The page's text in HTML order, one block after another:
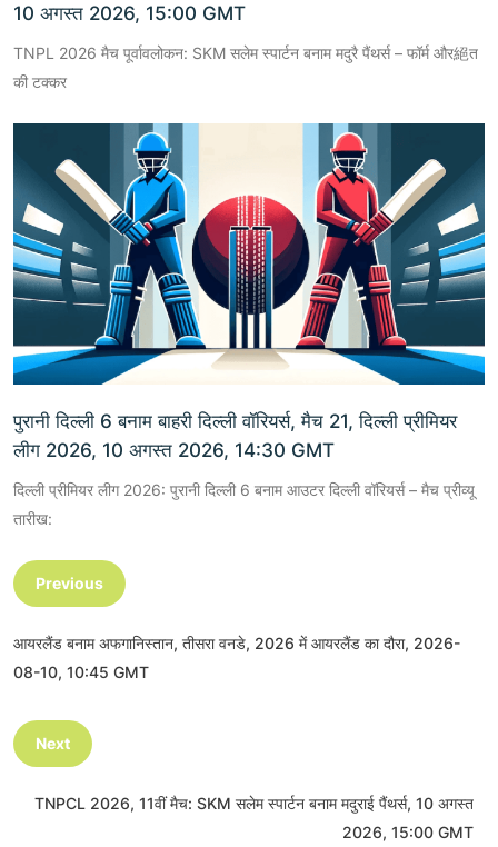
10 अगस्त 2026, 15:00 GMT
TNPL 2026 मैच पूर्वावलोकन: SKM सलेम स्पार्टन बनाम मदुरै पैंथर्स – फॉर्म और絕त
की टक्कर
पुरानी दिल्ली 6 बनाम बाहरी दिल्ली वॉरियर्स, मैच 21, दिल्ली प्रीमियर
लीग 2026, 10 अगस्त 2026, 14:30 GMT
दिल्ली प्रीमियर लीग 2026: पुरानी दिल्ली 6 बनाम आउटर दिल्ली वॉरियर्स – मैच प्रीव्यू
तारीख:
Previous
आयरलैंड बनाम अफगानिस्तान, तीसरा वनडे, 2026 में आयरलैंड का दौरा, 2026-
08-10, 10:45 GMT
Next
TNPCL 2026, 11वीं मैच: SKM सलेम स्पार्टन बनाम मदुराई पैंथर्स, 10 अगस्त
2026, 15:00 GMT